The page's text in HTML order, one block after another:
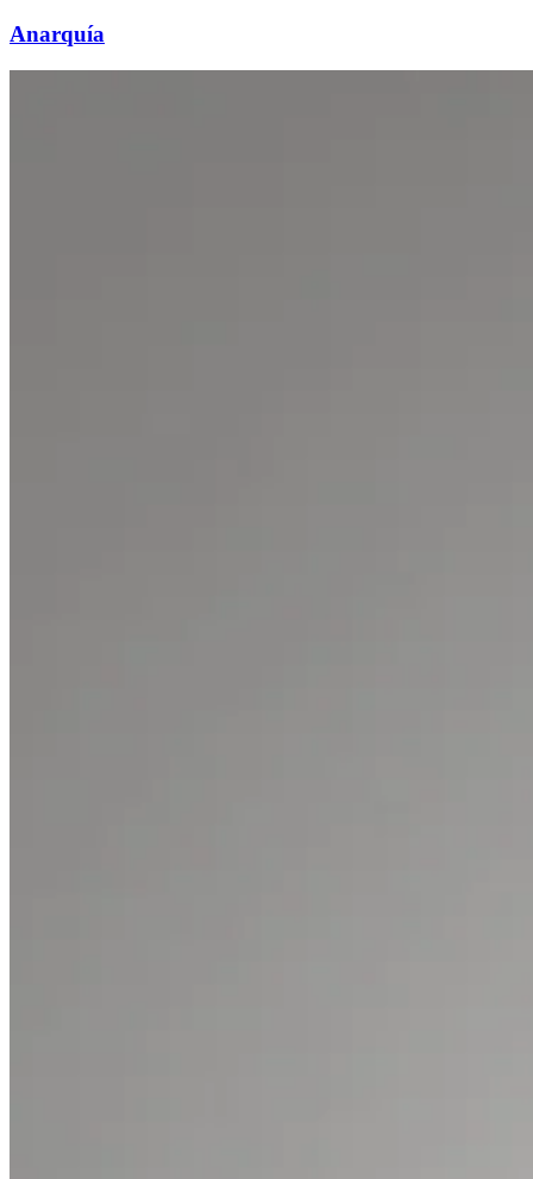
Anarquía